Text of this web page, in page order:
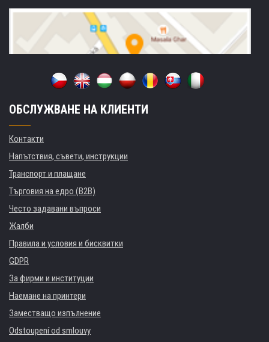
ОБСЛУЖВАНЕ НА КЛИЕНТИ
Контакти
Напътствия, съвети, инструкции
Транспорт и плащане
Търговия на едро (B2B)
Често задавани въпроси
Жалби
Правила и условия и бисквитки
GDPR
За фирми и институции
Наемане на принтери
Заместващо изпълнение
Odstoupení od smlouvy